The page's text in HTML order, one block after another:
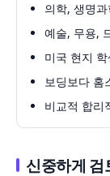
의학, 생명
예술, 무용,
미국 현지
보딩보다 홈
비교적 합리
신중하게 검